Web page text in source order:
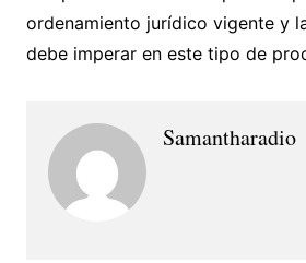
ordenamiento jurídico vigente y
debe imperar en este tipo de
Samantharadio